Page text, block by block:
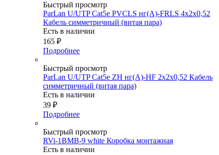
Быстрый просмотр
ParLan U/UTP Cat5e PVCLS нг(А)-FRLS 4х2x0,52
Кабель симметричный (витая пара)
Есть в наличии
165 ₽
Подробнее
Быстрый просмотр
ParLan U/UTP Cat5e ZH нг(А)-HF 2х2х0,52 Кабель
симметричный (витая пара)
Есть в наличии
39 ₽
Подробнее
Быстрый просмотр
RVi-1BMB-9 white Коробка монтажная
Есть в наличии